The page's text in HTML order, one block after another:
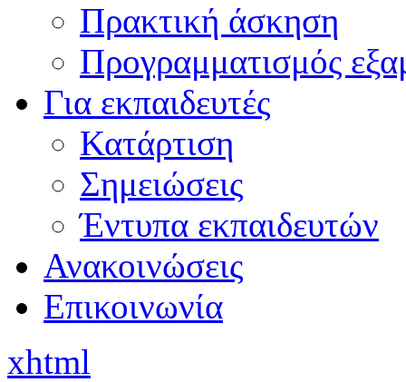
Πρακτική άσκηση
Προγραμματισμός
Για εκπαιδευτές
Κατάρτιση
Σημειώσεις
Έντυπα εκπαιδευτών
Ανακοινώσεις
Επικοινωνία
xhtml